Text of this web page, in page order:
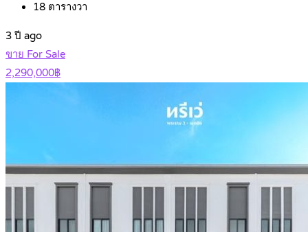
18 ตารางวา
3 ปี ago
ขาย For Sale
2,290,000฿